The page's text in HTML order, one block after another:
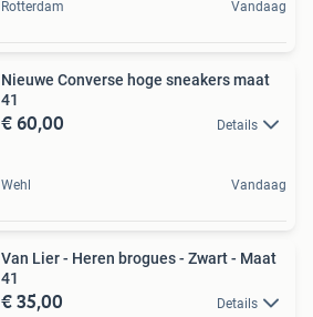
Rotterdam
Vandaag
Nieuwe Converse hoge sneakers maat
41
€ 60,00 Details
Wehl Vandaag
Van Lier - Heren brogues - Zwart - Maat
41
€ 35,00 Details